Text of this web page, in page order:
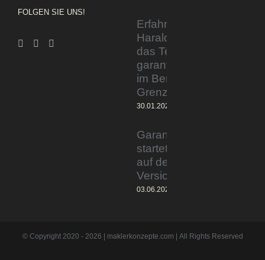
FOLGEN SIE UNS!
Erfahrener Experte
Harald Wesely stärkt
das Team von
garantiertmehrnetto.de
im Bereich
Grenzgänger
30.01.2024
Garantiertmehrnetto.de®
startet Vermittlerplattform
auf deutschem
Versicherungsmarkt
03.06.2023
© Copyright 2020 - 2026 | maklerkonzepte.com | All Rights Reserved